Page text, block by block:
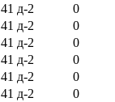
41 д-2
0
41 д-2
0
41 д-2
0
41 д-2
0
41 д-2
0
41 д-2
0